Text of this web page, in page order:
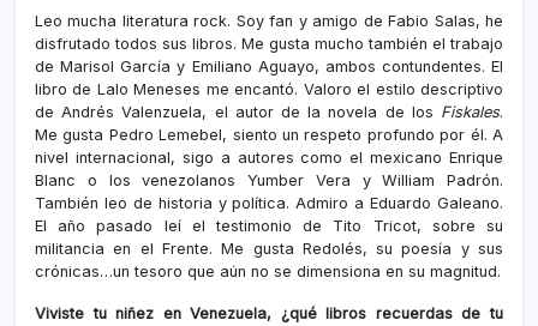
Leo mucha literatura rock. Soy fan y amigo de Fabio Salas, he
disfrutado todos sus libros. Me gusta mucho también el trabajo
de Marisol García y Emiliano Aguayo, ambos contundentes. El
libro de Lalo Meneses me encantó. Valoro el estilo descriptivo
de Andrés Valenzuela, el autor de la novela de los Fiskales.
Me gusta Pedro Lemebel, siento un respeto profundo por él. A
nivel internacional, sigo a autores como el mexicano Enrique
Blanc o los venezolanos Yumber Vera y William Padrón.
También leo de historia y política. Admiro a Eduardo Galeano.
El año pasado leí el testimonio de Tito Tricot, sobre su
militancia en el Frente. Me gusta Redolés, su poesía y sus
crónicas…un tesoro que aún no se dimensiona en su magnitud.
Viviste tu niñez en Venezuela, ¿qué libros recuerdas de tu